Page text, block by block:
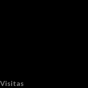
Visitas